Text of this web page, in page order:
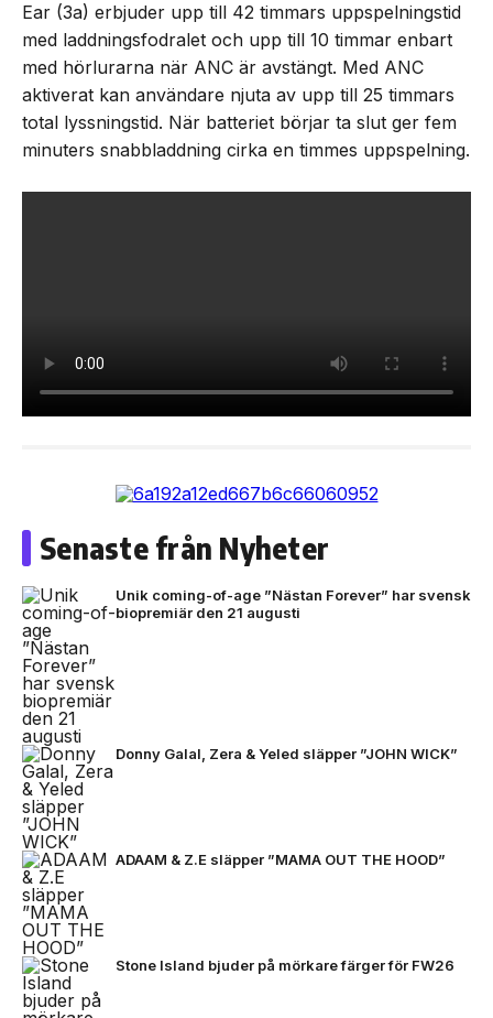
Ear (3a) erbjuder upp till 42 timmars uppspelningstid
med laddningsfodralet och upp till 10 timmar enbart
med hörlurarna när ANC är avstängt. Med ANC
aktiverat kan användare njuta av upp till 25 timmars
total lyssningstid. När batteriet börjar ta slut ger fem
minuters snabbladdning cirka en timmes uppspelning.
Senaste från Nyheter
Unik coming-of-age ”Nästan Forever” har svensk
biopremiär den 21 augusti
Donny Galal, Zera & Yeled släpper ”JOHN WICK”
ADAAM & Z.E släpper ”MAMA OUT THE HOOD”
Stone Island bjuder på mörkare färger för FW26